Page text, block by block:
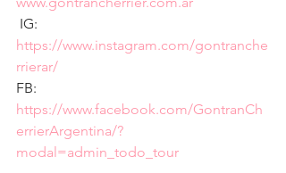
IG:
https://www.instagram.com/gontranche
rrierar/
FB:
https://www.facebook.com/GontranCh
errierArgentina/?
modal=admin_todo_tour